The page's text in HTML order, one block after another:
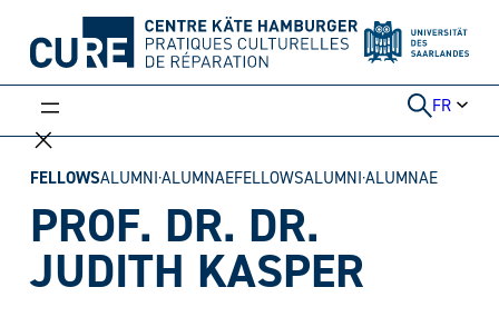
contenu
FR
FELLOWSALUMNI·ALUMNAEFELLOWSALUMNI·ALUMNAE
PROF. DR. DR.
JUDITH KASPER